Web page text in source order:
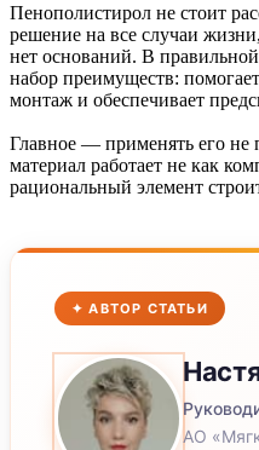
Пенополистирол не стоит
решение на все случаи
нет оснований. В
набор преимуществ:
монтаж и обеспечивает
Главное — применять его не
материал работает не как
рациональный элемент
✦ АВТОР СТАТЬИ
АО